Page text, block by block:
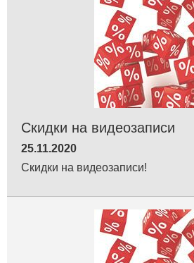
Скидки на видеозаписи
25.11.2020
Скидки на видеозаписи!